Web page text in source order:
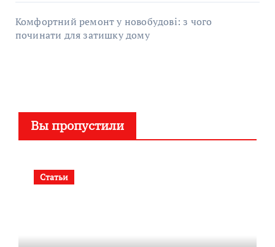
Комфортний ремонт у новобудові: з чого
починати для затишку дому
Вы пропустили
Статьи